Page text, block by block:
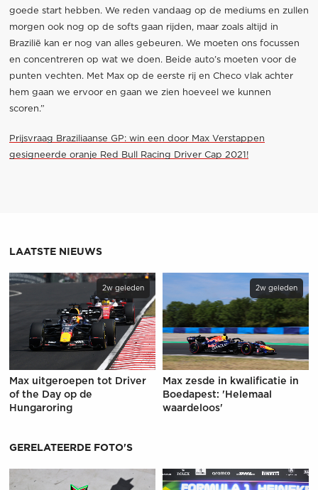
goede start hebben. We reden vandaag op de mediums en zullen
morgen ook nog op de softs gaan rijden, maar zoals altijd in
Brazilië kan er nog van alles gebeuren. We moeten ons focussen
en concentreren op wat we doen. Beide auto’s moeten voor de
punten vechten. Met Max op de eerste rij en Checo vlak achter
hem gaan we ervoor en gaan we zien hoeveel we kunnen
scoren.”
Prijsvraag Braziliaanse GP: win een door Max Verstappen
gesigneerde oranje Red Bull Racing Driver Cap 2021!
LAATSTE NIEUWS
2w geleden
Max uitgeroepen tot Driver
of the Day op de
Hungaroring
2w geleden
Max zesde in kwalificatie in
Boedapest: 'Helemaal
waardeloos'
GERELATEERDE FOTO'S